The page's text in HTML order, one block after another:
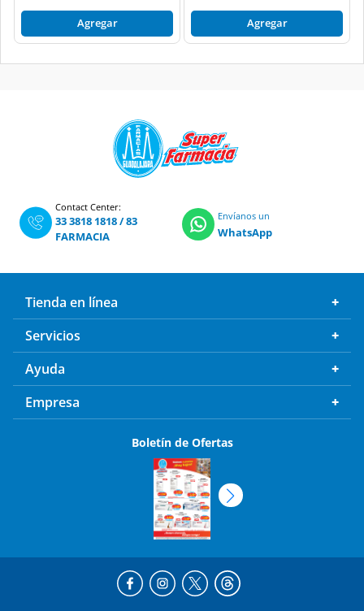
Agregar Agregar
Contact Center:
33 3818 1818/83
FARMACIA
Envíanos un
WhatsApp
Tienda en línea
Servicios
Ayuda
Empresa
Boletín de Ofertas